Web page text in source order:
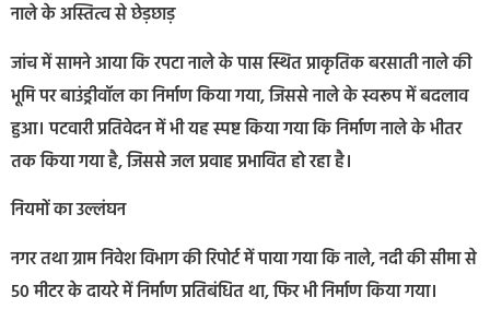
नाले के अस्तित्व से छेड़छाड़
जांच में सामने आया कि रपटा नाले के पास स्थित प्राकृतिक बरसाती नाले की
भूमि पर बाउंड्रीवॉल का निर्माण किया गया, जिससे नाले के स्वरूप में बदलाव
हुआ। पटवारी प्रतिवेदन में भी यह स्पष्ट किया गया कि निर्माण नाले के भीतर
तक किया गया है, जिससे जल प्रवाह प्रभावित हो रहा है।
नियमों का उल्लंघन
नगर तथा ग्राम निवेश विभाग की रिपोर्ट में पाया गया कि नाले, नदी की सीमा से
50 मीटर के दायरे में निर्माण प्रतिबंधित था, फिर भी निर्माण किया गया।